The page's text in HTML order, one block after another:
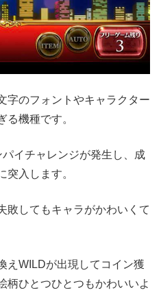
字のフォントやキャラクター
る機種です。
イチャレンジが発生し、成
突入します。
敗してもキャラがかわいくて
えWILDが出現してコイン獲
柄ひとつひとつもかわいいよ